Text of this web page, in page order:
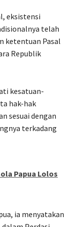
eksistensi
telah
ketentuan Pasal
Republik
kesatuan-
hak-hak
sesuai dengan
terkadang
Papua Lolos
ia menyatakan